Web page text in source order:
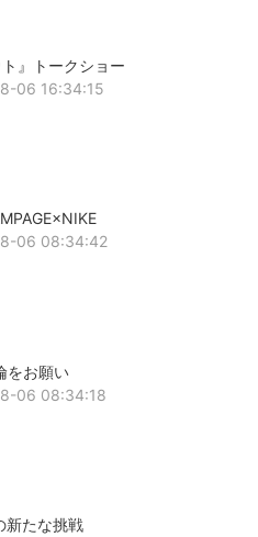
ト』トークショー
06 16:34:15
06 08:34:42
をお願い
06 08:34:18
新たな挑戦